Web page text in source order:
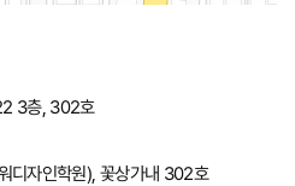
3층, 302호
자인학원), 꽃상가내 302호